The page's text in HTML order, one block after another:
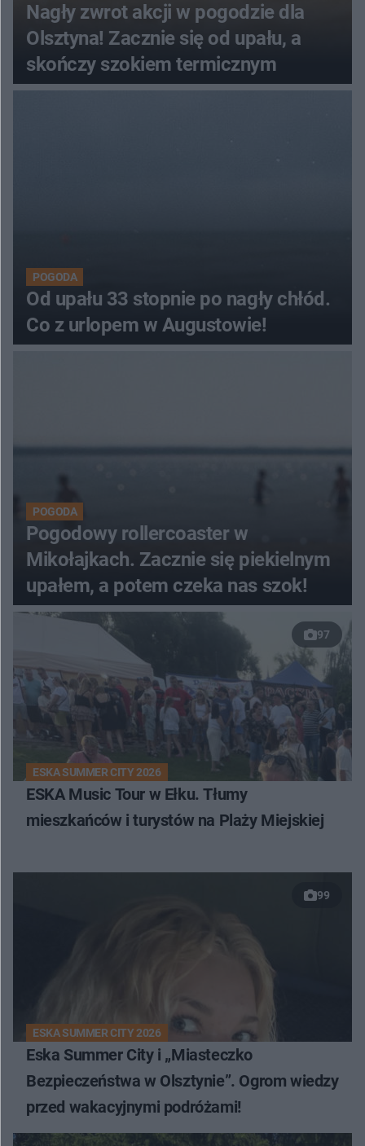
Nagły zwrot akcji w pogodzie dla
Olsztyna! Zacznie się od upału, a
skończy szokiem termicznym
POGODA
Od upału 33 stopnie po nagły chłód.
Co z urlopem w Augustowie!
POGODA
Pogodowy rollercoaster w
Mikołajkach. Zacznie się piekielnym
upałem, a potem czeka nas szok!
97
ESKA SUMMER CITY 2026
ESKA Music Tour w Ełku. Tłumy
mieszkańców i turystów na Plaży Miejskiej
99
ESKA SUMMER CITY 2026
Eska Summer City i „Miasteczko
Bezpieczeństwa w Olsztynie”. Ogrom wiedzy
przed wakacyjnymi podróżami!